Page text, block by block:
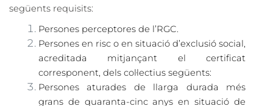
següents requisits:
Persones perceptores de l’RGC.
Persones en risc o en situació d’exclusió social,
acreditada mitjançant el certificat
corresponent, dels col·lectius següents:
Persones aturades de llarga durada més
grans de quaranta-cinc anys en situació de